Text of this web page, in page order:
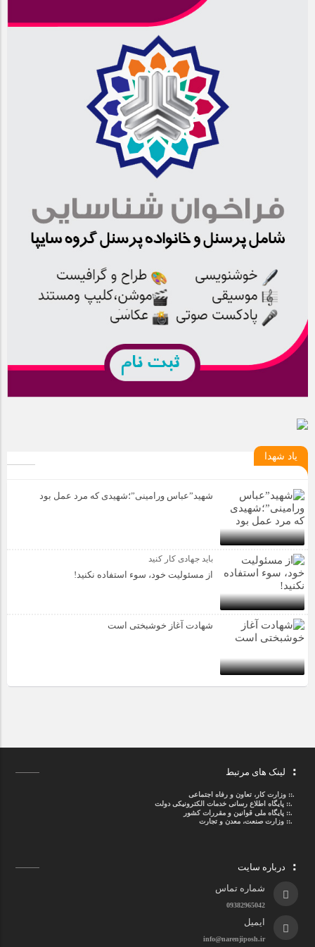
یاد شهدا
شهید”عباس ورامینی”؛شهیدی که مرد عمل بود
باید جهادی کار کنید
از مسئولیت خود، سوء استفاده نکنید!
شهادت آغاز خوشبختی است
لینک های مرتبط
.::وزارت کار، تعاون و رفاه اجتماعی
.::پایگاه اطلاع رسانی خدمات الکترونیکی دولت
.::پایگاه ملی قوانین و مقررات کشور
.:: وزارت صنعت، معدن و تجارت
درباره سایت
شماره تماس
09382965042
ایمیل
info@narenjiposh.ir